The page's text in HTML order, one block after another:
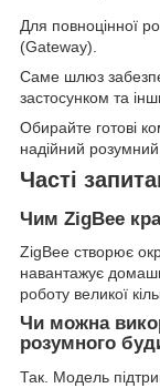
Для повноцінної
(Gateway).
Саме шлюз
застосунком та
Обирайте готові
надійний розумний
Часті
Чим ZigBee
ZigBee створює
навантажує
роботу великої
Чи можна
розумного
Так. Модель